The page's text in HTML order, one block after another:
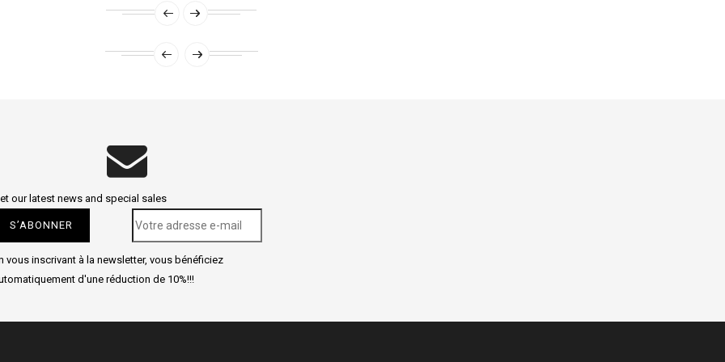
our latest news and special sales
vous inscrivant à la newsletter, vous bénéficiez
d'une réduction de 10%!!!